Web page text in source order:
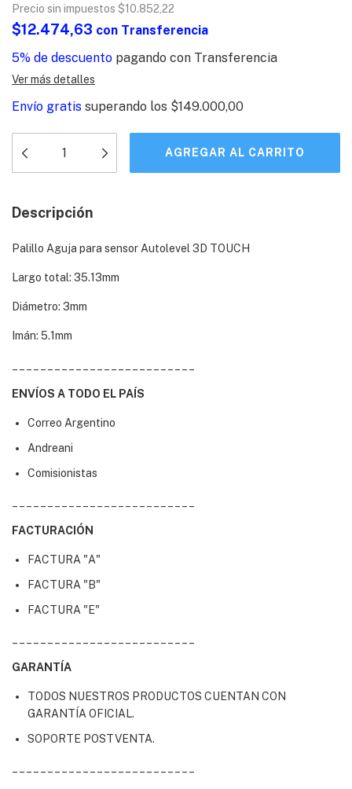
Precio sin impuestos $10.852,22
$12.474,63 con Transferencia
5% de descuento pagando con Transferencia
Ver más detalles
Envío gratis superando los $149.000,00
Descripción
Palillo Aguja para sensor Autolevel 3D TOUCH
Largo total: 35.13mm
Diámetro: 3mm
Imán: 5.1mm
ENVÍOS A TODO EL PAÍS
Correo Argentino
Andreani
Comisionistas
FACTURACIÓN
FACTURA "A"
FACTURA "B"
FACTURA "E"
GARANTÍA
TODOS NUESTROS PRODUCTOS CUENTAN CON
GARANTÍA OFICIAL.
SOPORTE POSTVENTA.